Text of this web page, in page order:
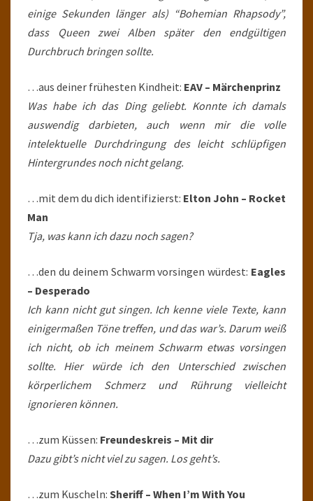
einige Sekunden länger als) “Bohemian Rhapsody”,
dass Queen zwei Alben später den endgültigen
Durchbruch bringen sollte.
…aus deiner frühesten Kindheit: EAV – Märchenprinz
Was habe ich das Ding geliebt. Konnte ich damals
auswendig darbieten, auch wenn mir die volle
intelektuelle Durchdringung des leicht schlüpfigen
Hintergrundes noch nicht gelang.
…mit dem du dich identifizierst: Elton John – Rocket
Man
Tja, was kann ich dazu noch sagen?
…den du deinem Schwarm vorsingen würdest: Eagles
– Desperado
Ich kann nicht gut singen. Ich kenne viele Texte, kann
einigermaßen Töne treffen, und das war’s. Darum weiß
ich nicht, ob ich meinem Schwarm etwas vorsingen
sollte. Hier würde ich den Unterschied zwischen
körperlichem Schmerz und Rührung vielleicht
ignorieren können.
…zum Küssen: Freundeskreis – Mit dir
Dazu gibt’s nicht viel zu sagen. Los geht’s.
…zum Kuscheln: Sheriff – When I’m With You